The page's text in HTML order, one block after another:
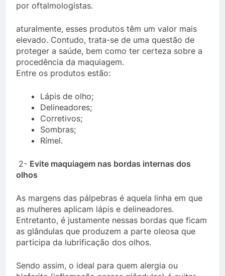
por oftalmologistas.
aturalmente, esses produtos têm um valor mais
elevado. Contudo, trata-se de uma questão de
proteger a saúde, bem como ter certeza sobre a
procedência da maquiagem.
Entre os produtos estão:
Lápis de olho;
Delineadores;
Corretivos;
Sombras;
Rímel.
2- Evite maquiagem nas bordas internas dos
olhos
As margens das pálpebras é aquela linha em que
as mulheres aplicam lápis e delineadores.
Entretanto, é justamente nessas bordas que ficam
as glândulas que produzem a parte oleosa que
participa da lubrificação dos olhos.
Sendo assim, o ideal para quem alergia ou